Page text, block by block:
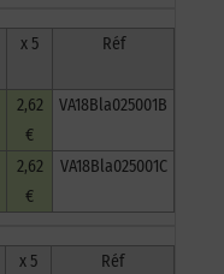
x 5 Réf
2,62
€
VA18Bla025001B
2,62
€
VA18Bla025001C
x 5 Réf